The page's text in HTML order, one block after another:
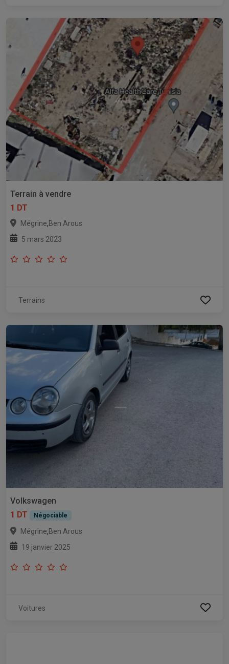
Terrain à vendre
1 DT
Mégrine,Ben Arous
5 mars 2023
Terrains
Volkswagen
1 DT
Négociable
Mégrine,Ben Arous
19 janvier 2025
Voitures